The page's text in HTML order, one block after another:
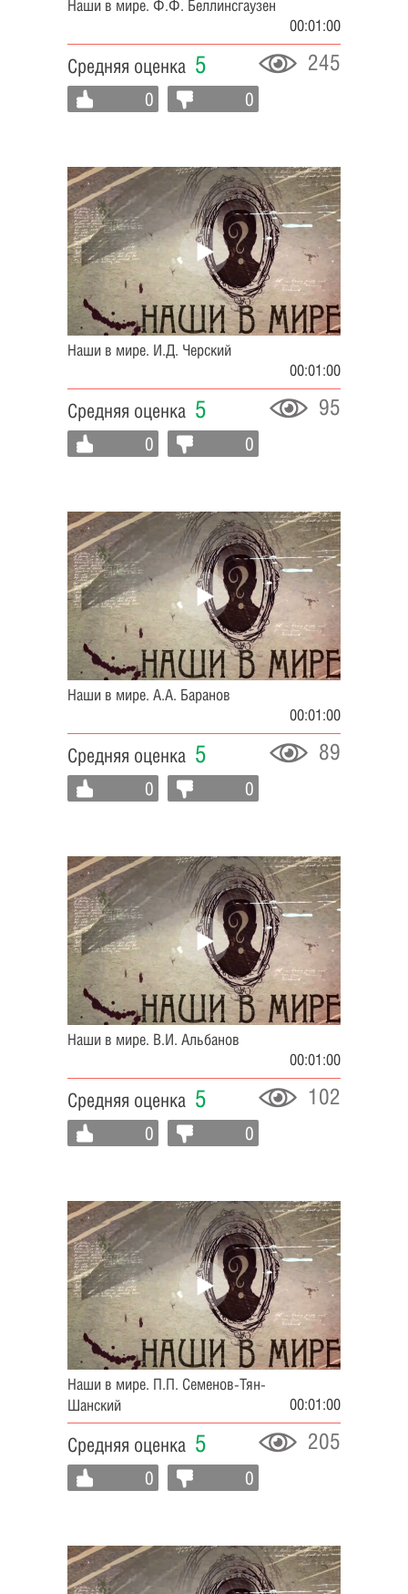
Наши в мире. Ф.Ф. Беллинсгаузен
00:01:00
Средняя оценка 5 245
0 0
Наши в мире. И.Д. Черский
00:01:00
Средняя оценка 5 95
0 0
Наши в мире. А.А. Баранов
00:01:00
Средняя оценка 5 89
0 0
Наши в мире. В.И. Альбанов
00:01:00
Средняя оценка 5 102
0 0
Наши в мире. П.П. Семенов-Тян-
Шанский
00:01:00
Средняя оценка 5 205
0 0